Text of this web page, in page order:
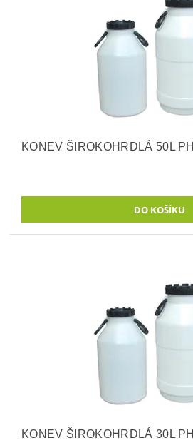
KONEV ŠIROKOHRDLÁ 50L PH
KONEV ŠIROKOHRDLÁ 30L PH